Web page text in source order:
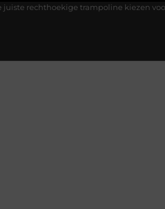
trampoline kiezen voor jouw tuin